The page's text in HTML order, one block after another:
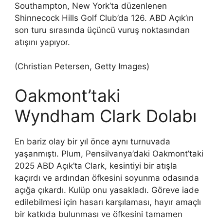
Southampton, New York’ta düzenlenen
Shinnecock Hills Golf Club’da 126. ABD Açık’ın
son turu sırasında üçüncü vuruş noktasından
atışını yapıyor.
(Christian Petersen, Getty Images)
Oakmont’taki
Wyndham Clark Dolabı
En bariz olay bir yıl önce aynı turnuvada
yaşanmıştı. Plum, Pensilvanya’daki Oakmont’taki
2025 ABD Açık’ta Clark, kesintiyi bir atışla
kaçırdı ve ardından öfkesini soyunma odasında
açığa çıkardı. Kulüp onu yasakladı. Göreve iade
edilebilmesi için hasarı karşılaması, hayır amaçlı
bir katkıda bulunması ve öfkesini tamamen